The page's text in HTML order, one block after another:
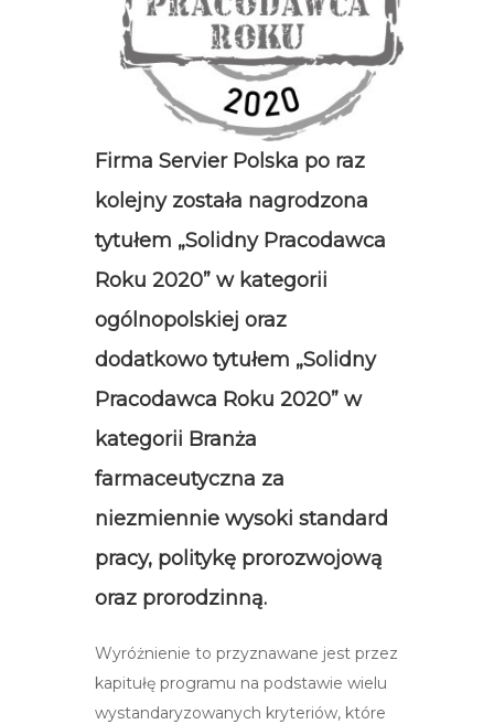
Firma Servier Polska po raz
kolejny została nagrodzona
tytułem „Solidny Pracodawca
Roku 2020” w kategorii
ogólnopolskiej oraz
dodatkowo tytułem „Solidny
Pracodawca Roku 2020” w
kategorii Branża
farmaceutyczna za
niezmiennie wysoki standard
pracy, politykę prorozwojową
oraz prorodzinną.
Wyróżnienie to przyznawane jest przez
kapitułę programu na podstawie wielu
wystandaryzowanych kryteriów, które